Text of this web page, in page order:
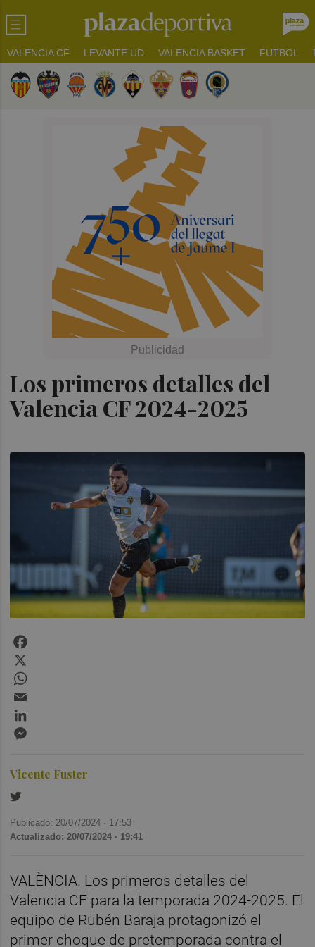
VALENCIA CF LEVANTE UD VALENCIA BASKET FUTBOL
Los primeros detalles del
Valencia CF 2024-2025
Vicente Fuster
Publicado: 20/07/2024 · 17:53
Actualizado: 20/07/2024 · 19:41
VALÈNCIA. Los primeros detalles del
Valencia CF para la temporada 2024-2025. El
equipo de Rubén Baraja protagonizó el
primer choque de pretemporada contra el